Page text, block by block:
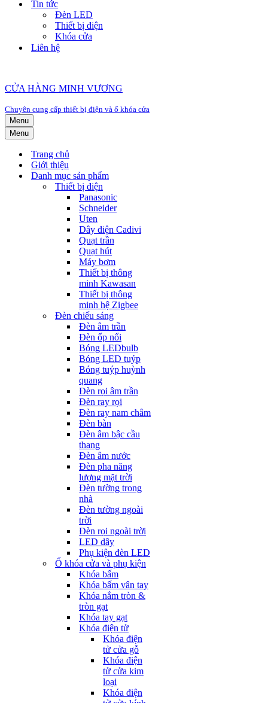
Tin tức
Đèn LED
Thiết bị điện
Khóa cửa
Liên hệ
CỬA HÀNG MINH VƯƠNG
Chuyên cung cấp thiết bị điện và ổ khóa cửa
Menu
Menu
Trang chủ
Giới thiệu
Danh mục sản phẩm
Thiết bị điện
Panasonic
Schneider
Uten
Dây điện Cadivi
Quạt trần
Quạt hút
Máy bơm
Thiết bị thông
minh Kawasan
Thiết bị thông
minh hệ Zigbee
Đèn chiếu sáng
Đèn âm trần
Đèn ốp nổi
Bóng LEDbulb
Bóng LED tuýp
Bóng tuýp huỳnh
quang
Đèn rọi âm trần
Đèn ray rọi
Đèn ray nam châm
Đèn bàn
Đèn âm bậc cầu
thang
Đèn âm nước
Đèn pha năng
lượng mặt trời
Đèn tường trong
nhà
Đèn tường ngoài
trời
Đèn rọi ngoài trời
LED dây
Phụ kiện đèn LED
Ổ khóa cửa và phụ kiện
Khóa bấm
Khóa bấm vân tay
Khóa nắm tròn &
tròn gạt
Khóa tay gạt
Khóa điện tử
Khóa điện
tử cửa gỗ
Khóa điện
tử cửa kim
loại
Khóa điện